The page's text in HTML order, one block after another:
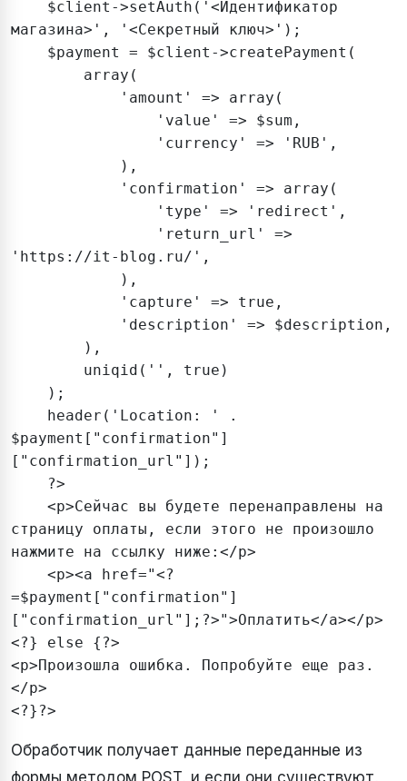
магазина>', '<Секретный ключ>');
'https://it-blog.ru/',
$payment["confirmation"]
["confirmation_url"]);
страницу оплаты, если этого не произошло
нажмите на ссылку ниже:</p>
=$payment["confirmation"]
["confirmation_url"];?>">Оплатить</a></p>
<?} else {?>
<p>Произошла ошибка. Попробуйте еще раз.
</p>
<?}?>
Обработчик получает данные переданные из